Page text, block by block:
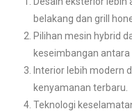
belakang dan grill
Pilihan mesin hybrid
keseimbangan
Interior lebih modern
kenyamanan terbaru.
Teknologi